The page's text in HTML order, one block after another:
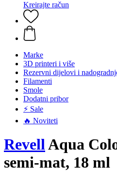
Kreirajte račun
Marke
3D printeri i više
Rezervni dijelovi i
Filamenti
Smole
Dodatni pribor
⚡ Sale
🔥 Noviteti
RevellAqua
semi-mat, 18 ml